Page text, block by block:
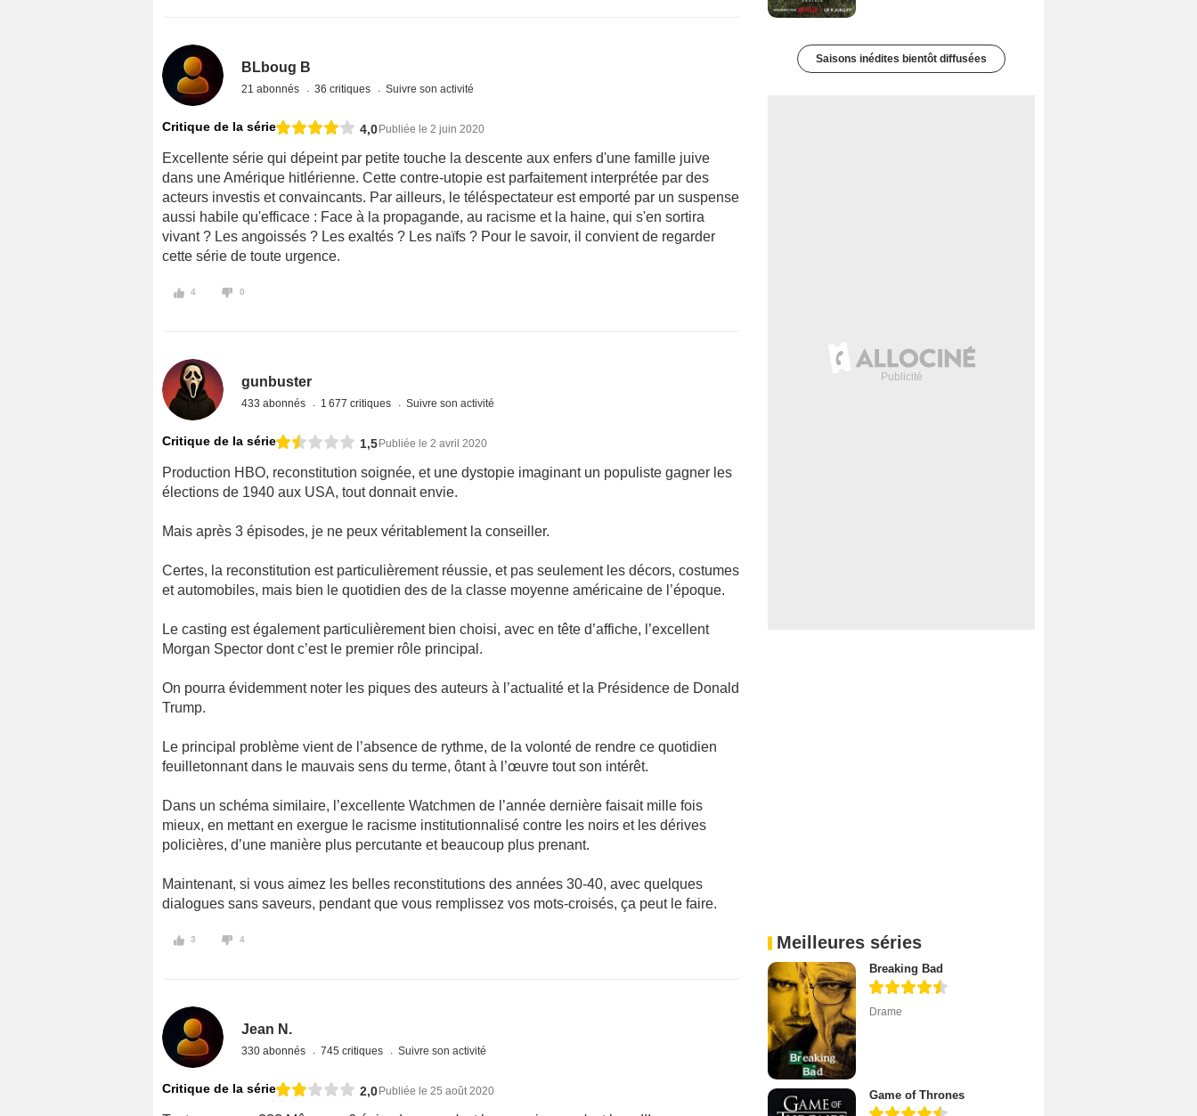
BLboug B
21 abonnés 36 critiques Suivre son activité
Critique de la série 4,0 Publiée le 2 juin 2020
Excellente série qui dépeint par petite touche la descente aux enfers d'une famille juive
dans une Amérique hitlérienne. Cette contre-utopie est parfaitement interprétée par des
acteurs investis et convaincants. Par ailleurs, le téléspectateur est emporté par un suspense
aussi habile qu'efficace : Face à la propagande, au racisme et la haine, qui s'en sortira
vivant ? Les angoissés ? Les exaltés ? Les naïfs ? Pour le savoir, il convient de regarder
cette série de toute urgence.
4 0
gunbuster
433 abonnés 1 677 critiques Suivre son activité
Critique de la série 1,5Publiée le 2 avril 2020
Production HBO, reconstitution soignée, et une dystopie imaginant un populiste gagner les
élections de 1940 aux USA, tout donnait envie.
Mais après 3 épisodes, je ne peux véritablement la conseiller.
Certes, la reconstitution est particulièrement réussie, et pas seulement les décors, costumes
et automobiles, mais bien le quotidien des de la classe moyenne américaine de l’époque.
Le casting est également particulièrement bien choisi, avec en tête d’affiche, l’excellent
Morgan Spector dont c’est le premier rôle principal.
On pourra évidemment noter les piques des auteurs à l’actualité et la Présidence de Donald
Trump.
Le principal problème vient de l’absence de rythme, de la volonté de rendre ce quotidien
feuilletonnant dans le mauvais sens du terme, ôtant à l’œuvre tout son intérêt.
Dans un schéma similaire, l’excellente Watchmen de l’année dernière faisait mille fois
mieux, en mettant en exergue le racisme institutionnalisé contre les noirs et les dérives
policières, d’une manière plus percutante et beaucoup plus prenant.
Maintenant, si vous aimez les belles reconstitutions des années 30-40, avec quelques
dialogues sans saveurs, pendant que vous remplissez vos mots-croisés, ça peut le faire.
3 4
Jean N.
330 abonnés 745 critiques Suivre son activité
Critique de la série 2,0Publiée le 25 août 2020
Saisons inédites bientôt diffusées
Meilleures séries
Breaking Bad
Drame
Game of Thrones